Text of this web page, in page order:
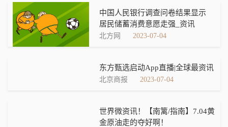
中国人民银行调查问卷结果显示
居民储蓄消费意愿走强_资讯
北方网 2023-07-04
东方甄选启动App直播|全球最资讯
北京商报 2023-07-04
世界微资讯！【南篱/指南】7.04黄
金原油走的夺好啊！